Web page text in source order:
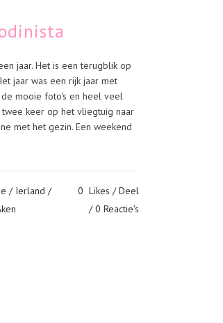
jaar. Het is een terugblik op
jaar was een rijk jaar met
mooie foto's en heel veel
keer op het vliegtuig naar
met het gezin. Een weekend
/ Ierland /
0 Likes
Deel
0 Reactie's